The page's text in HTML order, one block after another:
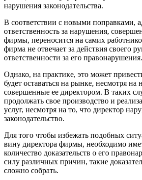
нарушения законодательства.
В соответствии с новыми поправками,
ответственность за нарушения,
фирмы, переносится на самих
фирма не отвечает за действия своего
ответственности за его правонарушения.
Однако, на практике, это может
будет оставаться на рынке, несмотря на
совершенные ее директором. В таких
продолжать свое производство и
услуг, несмотря на то, что директор
законодательство.
Для того чтобы избежать подобных
вину директора фирмы, необходимо
количество доказательств о его
силу различных причин, такие
сложно собрать.